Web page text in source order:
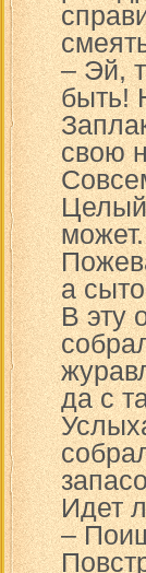
– Эй,
быть!
свою
Целый
а
В эту
да с
Идет
–